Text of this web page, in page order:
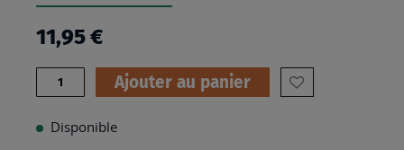
the
images
gallery
11,95 €
Quantité Ajouter au panier
AJOUTER
Disponible